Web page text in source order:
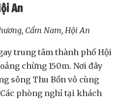
An
Cẩm Nam, Hội An
trung tâm thành phố Hội
chừng 150m. Nơi đây
sông Thu Bồn vô cùng
phòng nghỉ tại khách